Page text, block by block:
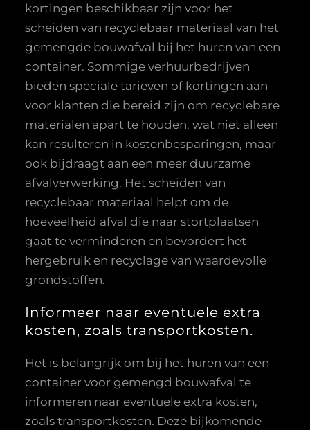
kortingen beschikbaar zijn voor het
scheiden van recyclebaar materiaal van het
gemengde bouwafval bij het huren van een
container. Sommige verhuurbedrijven
bieden speciale tarieven of kortingen aan
voor klanten die bereid zijn om recyclebare
materialen apart te houden, wat niet alleen
kan resulteren in kostenbesparingen, maar
ook bijdraagt aan een meer duurzame
afvalverwerking. Het scheiden van
recyclebaar materiaal helpt om de
hoeveelheid afval die naar stortplaatsen
gaat te verminderen en bevordert het
hergebruik en recyclage van waardevolle
grondstoffen.
Informeer naar eventuele extra
kosten, zoals transportkosten.
Het is belangrijk om bij het huren van een
container voor gemengd bouwafval te
informeren naar eventuele extra kosten,
zoals transportkosten. Deze bijkomende